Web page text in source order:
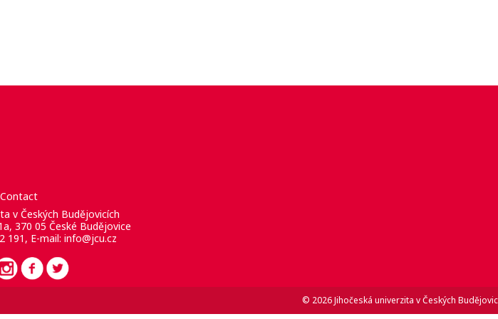
Contact
v Českých Budějovicích
370 05 České Budějovice
191, E-mail: info@jcu.cz
© 2026 Jihočeská univerzita v Českých